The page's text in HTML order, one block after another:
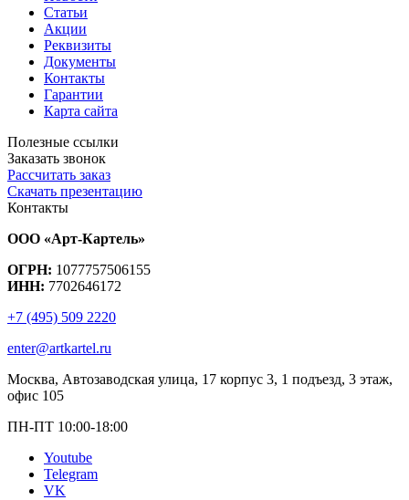
Статьи
Акции
Реквизиты
Документы
Контакты
Гарантии
Карта сайта
Полезные ссылки
Заказать звонок
Рассчитать заказ
Скачать презентацию
Контакты
ООО «Арт-Картель»
ОГРН: 1077757506155
ИНН: 7702646172
+7 (495) 509 2220
enter@artkartel.ru
Москва, Автозаводская улица, 17 корпус 3, 1 подъезд, 3 этаж,
офис 105
ПН-ПТ 10:00-18:00
Youtube
Telegram
VK